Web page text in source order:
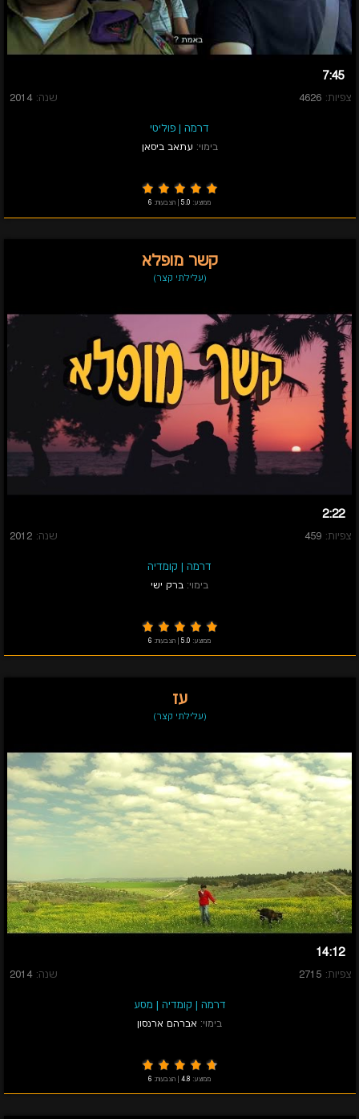
7:45
צפיות: 4626 שנה: 2014
דרמה | פוליטי
בימוי: עתאב ביסאן
ממוצע: 5.0 הצבעות: 6
קשר מופלא
(עלילתי קצר)
2:22
צפיות: 459 שנה: 2012
דרמה | קומדיה
בימוי: ברק ישי
ממוצע: 5.0 הצבעות: 6
עז
(עלילתי קצר)
14:12
צפיות: 2715 שנה: 2014
דרמה | קומדיה | מסע
בימוי: אברהם ארנסון
ממוצע: 4.8 הצבעות: 6